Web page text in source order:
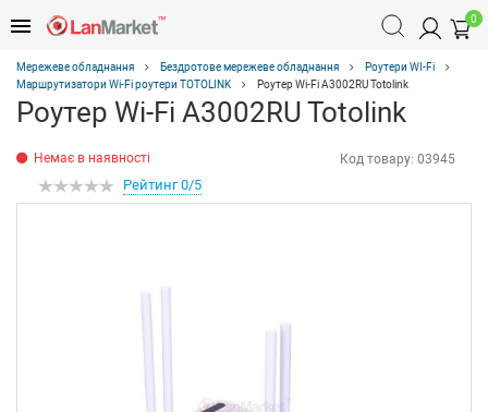
0
Мережеве обладнання Бездротове мережеве обладнання
Роутери WI-Fi
Маршрутизатори Wi-Fi роутери TOTOLINK
Роутер Wi-Fi A3002RU Totolink
Роутер Wi-Fi A3002RU Totolink
Немає в наявності Код товару: 03945
Рейтинг 0/5